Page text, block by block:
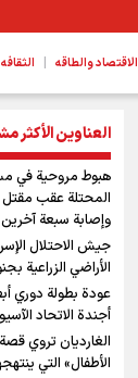
الاقتصاد والطاقه |
العناوين الأكثر
هبوط مروحية في
المحتلة عقب مقتل
وإصابة سبعة آخرين
جيش الاحتلال
الأراضي الزراعية
عودة بطولة دوري
أجندة الاتحاد
الغارديان تروي
الأطفال» التي